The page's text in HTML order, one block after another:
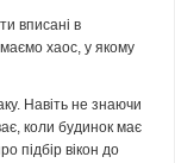
вписані в
хаос, у якому
Навіть не знаючи
коли будинок має
підбір вікон до